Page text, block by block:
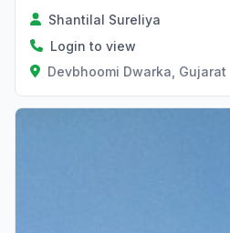
Shantilal Sureliya
Login to view
Devbhoomi Dwarka, Gujarat